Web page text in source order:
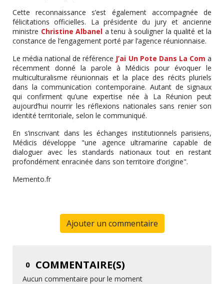
Cette reconnaissance s’est également accompagnée de
félicitations officielles. La présidente du jury et ancienne
ministre Christine Albanel a tenu à souligner la qualité et la
constance de l’engagement porté par l’agence réunionnaise.
Le média national de référence J’ai Un Pote Dans La Com a
récemment donné la parole à Médicis pour évoquer le
multiculturalisme réunionnais et la place des récits pluriels
dans la communication contemporaine. Autant de signaux
qui confirment qu’une expertise née à La Réunion peut
aujourd’hui nourrir les réflexions nationales sans renier son
identité territoriale, selon le communiqué.
En s’inscrivant dans les échanges institutionnels parisiens,
Médicis développe "une agence ultramarine capable de
dialoguer avec les standards nationaux tout en restant
profondément enracinée dans son territoire d’origine".
Memento.fr
Ajouter un commentaire
0 COMMENTAIRE(S)
Aucun commentaire pour le moment